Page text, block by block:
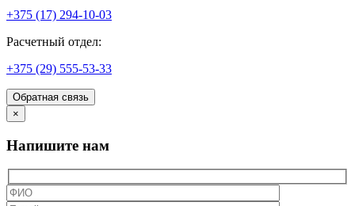
+375 (17) 294-10-03
Расчетный отдел:
+375 (29) 555-53-33
Обратная связь
×
Напишите нам